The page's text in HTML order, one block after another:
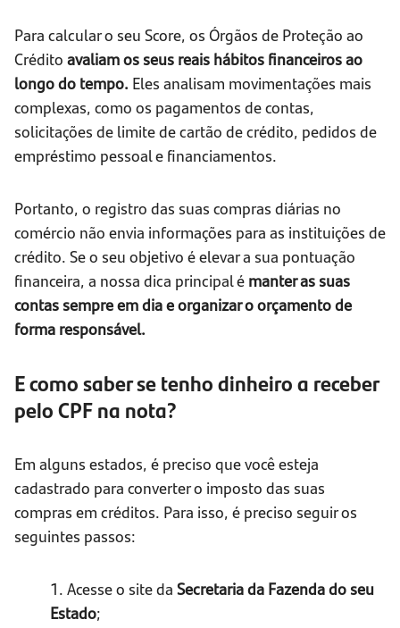
Para calcular o seu Score, os Órgãos de Proteção ao
Crédito avaliam os seus reais hábitos financeiros ao
longo do tempo. Eles analisam movimentações mais
complexas, como os pagamentos de contas,
solicitações de limite de cartão de crédito, pedidos de
empréstimo pessoal e financiamentos.
Portanto, o registro das suas compras diárias no
comércio não envia informações para as instituições de
crédito. Se o seu objetivo é elevar a sua pontuação
financeira, a nossa dica principal é manter as suas
contas sempre em dia e organizar o orçamento de
forma responsável.
E como saber se tenho dinheiro a receber
pelo CPF na nota?
Em alguns estados, é preciso que você esteja
cadastrado para converter o imposto das suas
compras em créditos. Para isso, é preciso seguir os
seguintes passos:
1. Acesse o site da Secretaria da Fazenda do seu
Estado;